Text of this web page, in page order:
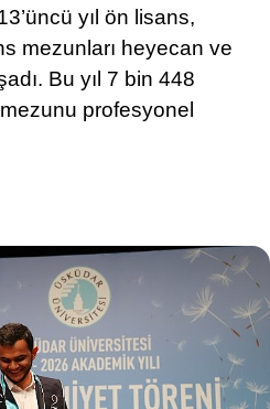
Facebook
Instagram
yıl ön lisans,
mezunları heyecan ve
Bu yıl 7 bin 448
profesyonel